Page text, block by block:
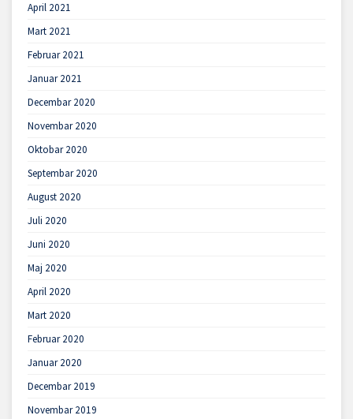
April 2021
Mart 2021
Februar 2021
Januar 2021
Decembar 2020
Novembar 2020
Oktobar 2020
Septembar 2020
August 2020
Juli 2020
Juni 2020
Maj 2020
April 2020
Mart 2020
Februar 2020
Januar 2020
Decembar 2019
Novembar 2019